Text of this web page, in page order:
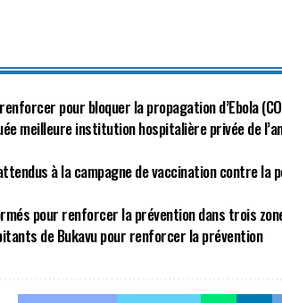
pour bloquer la propagation d’Ebola
meilleure institution hospitalière privée de
à la campagne de vaccination contre la
pour renforcer la prévention dans trois
de Bukavu pour renforcer la prévention